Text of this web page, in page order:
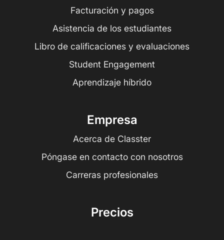
Facturación y pagos
Asistencia de los estudiantes
Libro de calificaciones y evaluaciones
Student Engagement
Aprendizaje híbrido
Empresa
Acerca de Classter
Póngase en contacto con nosotros
Carreras profesionales
Precios